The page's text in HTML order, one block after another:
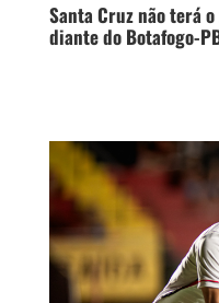
Santa Cruz não terá
diante do Botafogo-